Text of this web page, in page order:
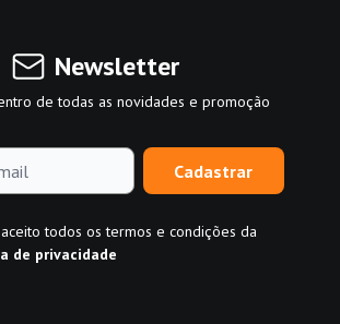
Newsletter
de todas as novidades e promoção
Cadastrar
todos os termos e condições da
de privacidade